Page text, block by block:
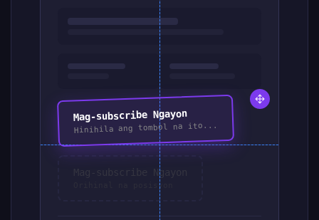
Mag-subscribe Ngayon
Hinihila ang tombol na ito...
Mag-subscribe Ngayon
Orihinal na posisyon